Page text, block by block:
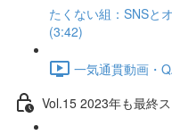
たくない組：SNSと
(3:42)
一気通貫動画・
Vol.15 2023年も最終